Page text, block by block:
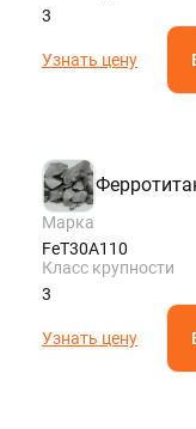
3
Узнать цену
Марка
FeT30A110
Класс крупности
3
Узнать цену